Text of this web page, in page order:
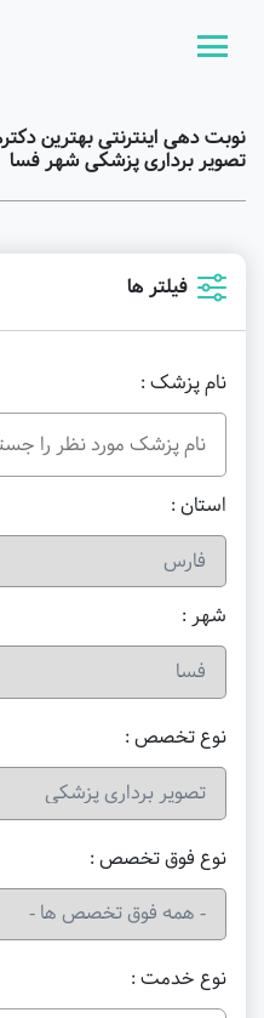
نوبت دهی اینترنتی بهترین
تصویر برداری پزشکی شهر فسا
فیلتر ها
نام پزشک :
استان :
شهر :
نوع خدمت :
نوع تخصص :
نوع فوق تخصص :